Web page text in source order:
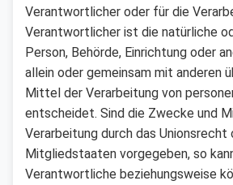
Verantwortlicher oder für die
Verantwortlicher ist die natürliche
Person, Behörde, Einrichtung oder
allein oder gemeinsam mit anderen
Mittel der Verarbeitung von
entscheidet. Sind die Zwecke und
Verarbeitung durch das
Mitgliedstaaten vorgegeben, so
Verantwortliche beziehungsweise